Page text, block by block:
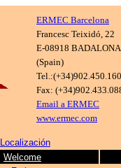
ERMEC Barcelona
Francesc Teixidó, 22
E-08918 BADALONA
(Spain)
Tel.:(+34)902.450.160
Fax:
Email a ERMEC
www.ermec.com
Localización
Welcome